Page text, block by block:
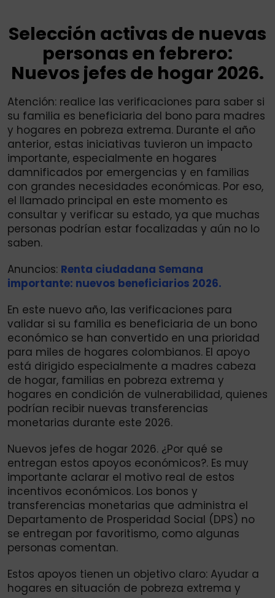
Selección activas de nuevas
personas en febrero:
Nuevos jefes de hogar 2026.
Atención: realice las verificaciones para saber si
su familia es beneficiaria del bono para madres
y hogares en pobreza extrema. Durante el año
anterior, estas iniciativas tuvieron un impacto
importante, especialmente en hogares
damnificados por emergencias y en familias
con grandes necesidades económicas. Por eso,
el llamado principal en este momento es
consultar y verificar su estado, ya que muchas
personas podrían estar focalizadas y aún no lo
saben.
Anuncios: Renta ciudadana Semana
importante: nuevos beneficiarios 2026.
En este nuevo año, las verificaciones para
validar si su familia es beneficiaria de un bono
económico se han convertido en una prioridad
para miles de hogares colombianos. El apoyo
está dirigido especialmente a madres cabeza
de hogar, familias en pobreza extrema y
hogares en condición de vulnerabilidad, quienes
podrían recibir nuevas transferencias
monetarias durante este 2026.
Nuevos jefes de hogar 2026. ¿Por qué se
entregan estos apoyos económicos?. Es muy
importante aclarar el motivo real de estos
incentivos económicos. Los bonos y
transferencias monetarias que administra el
Departamento de Prosperidad Social (DPS) no
se entregan por favoritismo, como algunas
personas comentan.
Estos apoyos tienen un objetivo claro: Ayudar a
hogares en situación de pobreza extrema y